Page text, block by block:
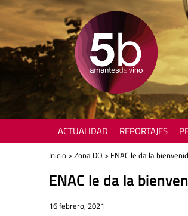
ACTUALIDAD REPORTAJES
Inicio >Zona DO > ENAC le da la
ENAC le da la
16 febrero, 2021